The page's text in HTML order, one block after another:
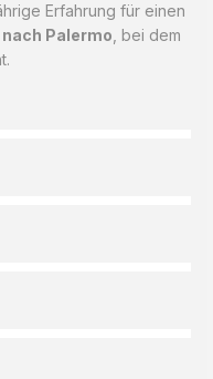
Erfahrung für einen
Palermo , bei dem